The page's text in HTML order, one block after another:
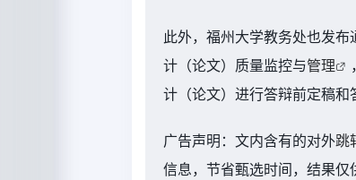
此外，福州大学教务处也发布
计（论文）质量监控与管理 ，
计（论文）进行答辩前定稿和
广告声明：文内含有的对外跳
信息，节省甄选时间，结果仅